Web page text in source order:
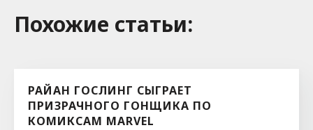
Похожие cтатьи:
РАЙАН ГОСЛИНГ СЫГРАЕТ
ПРИЗРАЧНОГО ГОНЩИКА ПО
КОМИКСАМ MARVEL